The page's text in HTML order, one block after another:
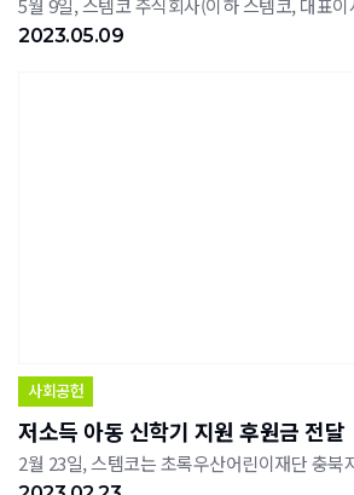
2023.05.09
사회공헌
저소득 아동 신학기 지원 후원금 전달